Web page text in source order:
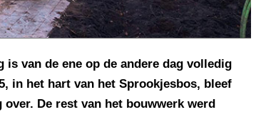
van de ene op de andere dag volledig
in het hart van het Sprookjesbos, bleef
De rest van het bouwwerk werd